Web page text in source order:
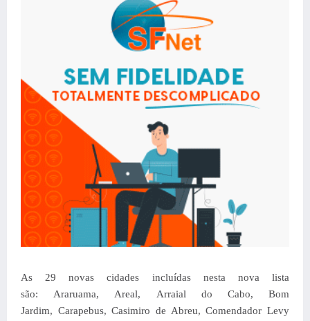
As 29 novas cidades incluídas nesta nova lista
são: Araruama, Areal, Arraial do Cabo, Bom
Jardim, Carapebus, Casimiro de Abreu, Comendador Levy